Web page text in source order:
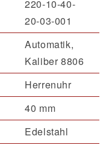
220-10-40-
20-03-001
Automatik,
Kaliber 8806
Herrenuhr
40 mm
Edelstahl